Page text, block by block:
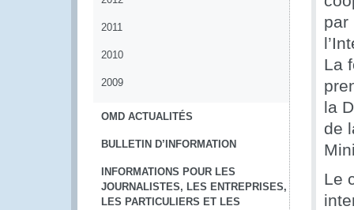
2011
2010
2009
OMD ACTUALITÉS
BULLETIN D’INFORMATION
INFORMATIONS POUR LES
JOURNALISTES, LES ENTREPRISES,
LES PARTICULIERS ET LES
par
La
la
de
Le